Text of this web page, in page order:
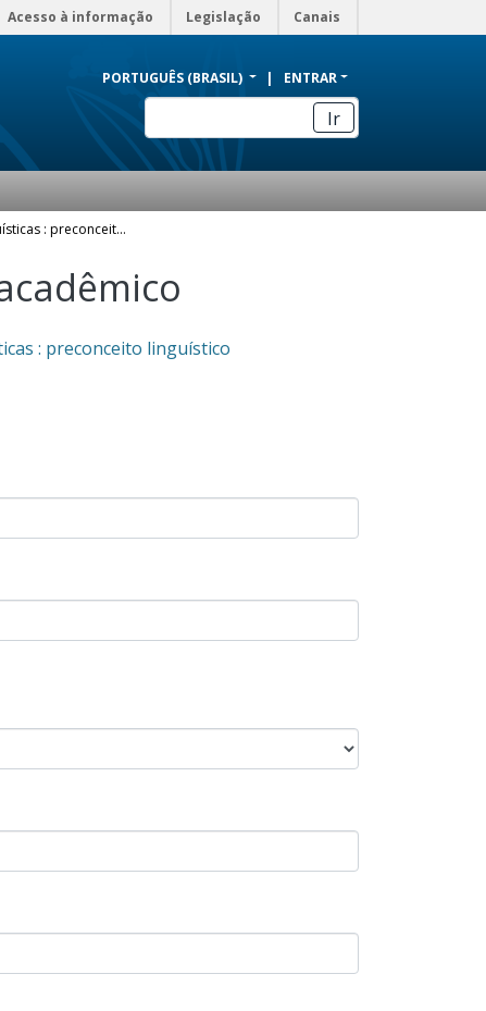
Acesso à informação Legislação Canais
PORTUGUÊS (BRASIL) ENTRAR
Ir
Variantes linguísticas : preconceito linguístico
: preconceito linguístico